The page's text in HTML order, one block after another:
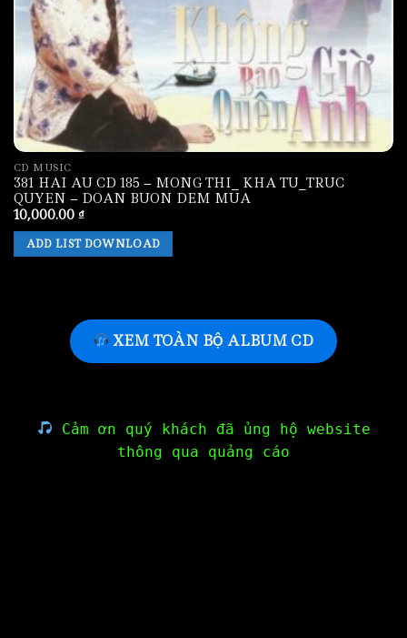
CD MUSIC
381 HAI AU CD 185 – MONG THI_ KHA TU_TRUC
QUYEN – DOAN BUON DEM MUA
10,000.00 ₫
ADD LIST DOWNLOAD
XEM TOÀN BỘ ALBUM CD
Cảm ơn quý khách đã ủng hộ website
thông qua quảng cáo